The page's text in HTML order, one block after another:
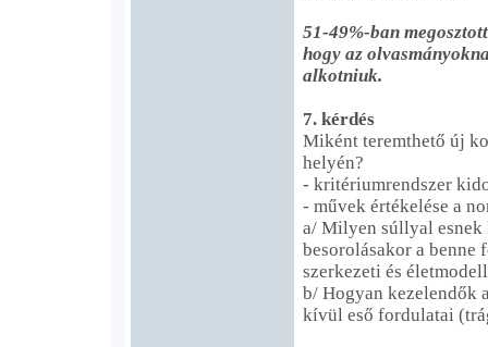
51-49%-ban
hogy az
alkotniuk.
7. kérdés
Miként teremthető új
helyén?
- kritériumrendszer
- művek értékelése a
a/ Milyen súllyal esnek
besorolásakor a
szerkezeti és
b/ Hogyan kezelendők
kívül eső fordulatai